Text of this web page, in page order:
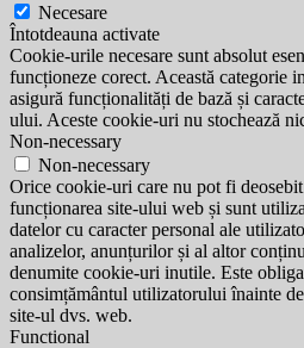
Necesare
Întotdeauna activate
Cookie-urile necesare sunt absolut
funcționeze corect. Această categorie
asigură funcționalități de bază și
ului. Aceste cookie-uri nu stochează
Non-necessary
Non-necessary
Orice cookie-uri care nu pot fi deosebit
funcționarea site-ului web și sunt
datelor cu caracter personal ale
analizelor, anunțurilor și al altor
denumite cookie-uri inutile. Este
consimțământul utilizatorului înainte
site-ul dvs. web.
Functional